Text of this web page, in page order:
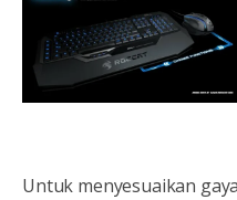
Untuk menyesuaikan